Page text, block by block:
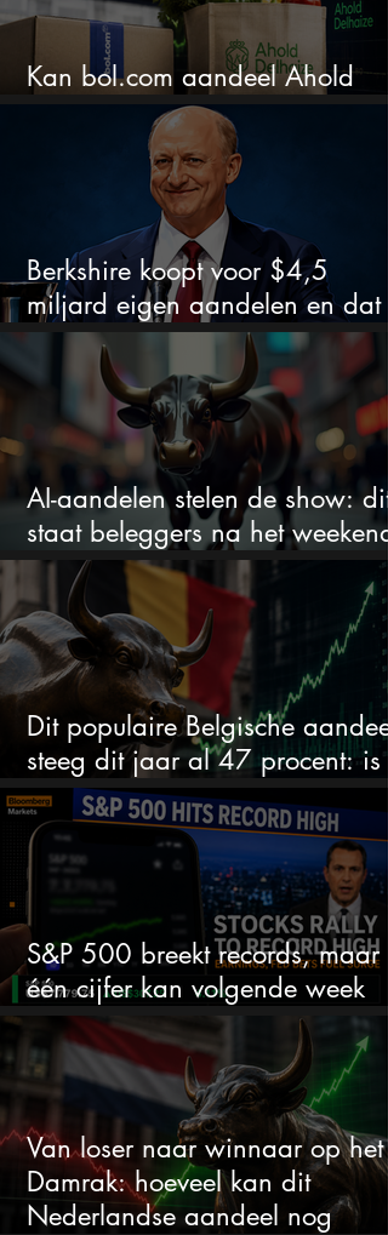
Kan bol.com aandeel Ahold
nieuw leven inblazen?
Berkshire koopt voor $4,5
miljard eigen aandelen en dat
zegt veel over de waardering
AI-aandelen stelen de show: dit
staat beleggers na het weekend
te wachten
Dit populaire Belgische aandeel
steeg dit jaar al 47 procent: is
ruimte voor meer?
S&P 500 breekt records, maar
één cijfer kan volgende week
alles veranderen
Van loser naar winnaar op het
Damrak: hoeveel kan dit
Nederlandse aandeel nog